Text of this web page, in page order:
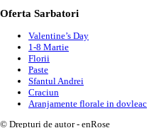
Oferta Sarbatori
Valentine’s Day
1-8 Martie
Florii
Paste
Sfantul Andrei
Craciun
Aranjamente florale in dovleac
© Drepturi de autor - enRose